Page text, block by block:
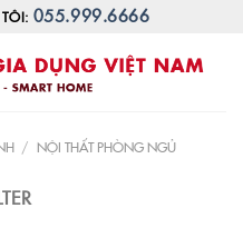
055.999.6666
/ NỘI THẤT PHÒNG NGỦ